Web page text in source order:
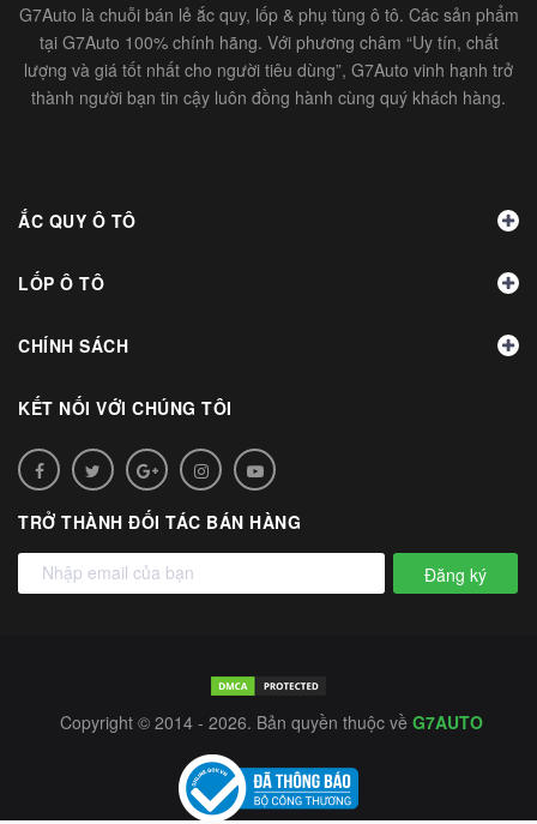
G7Auto là chuỗi bán lẻ ắc quy, lốp & phụ tùng ô tô. Các sản phẩm
tại G7Auto 100% chính hãng. Với phương châm “Uy tín, chất
lượng và giá tốt nhất cho người tiêu dùng”, G7Auto vinh hạnh trở
thành người bạn tin cậy luôn đồng hành cùng quý khách hàng.
ẮC QUY Ô TÔ
LỐP Ô TÔ
CHÍNH SÁCH
KẾT NỐI VỚI CHÚNG TÔI
TRỞ THÀNH ĐỐI TÁC BÁN HÀNG
Đăng ký
Copyright © 2014 - 2026. Bản quyền thuộc về G7AUTO